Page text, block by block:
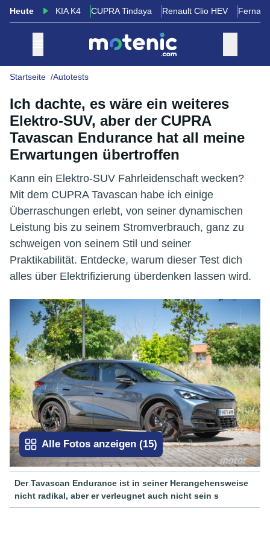
Heute KIA K4 CUPRA Tindaya Renault Clio HEV
Startseite Autotests
Ich dachte, es wäre ein weiteres
Elektro-SUV, aber der CUPRA
Tavascan Endurance hat all meine
Erwartungen übertroffen
Kann ein Elektro-SUV Fahrleidenschaft wecken?
Mit dem CUPRA Tavascan habe ich einige
Überraschungen erlebt, von seiner dynamischen
Leistung bis zu seinem Stromverbrauch, ganz zu
schweigen von seinem Stil und seiner
Praktikabilität. Entdecke, warum dieser Test dich
alles über Elektrifizierung überdenken lassen wird.
Alle Fotos anzeigen (15)
Der Tavascan Endurance ist in seiner Herangehensweise
nicht radikal, aber er verleugnet auch nicht sein s